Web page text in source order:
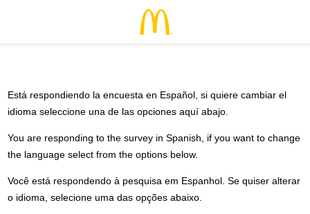
Está respondiendo la encuesta en Español, si quiere cambiar el
idioma seleccione una de las opciones aquí abajo.
You are responding to the survey in Spanish, if you want to change
the language select from the options below.
Você está respondendo à pesquisa em Espanhol. Se quiser alterar
o idioma, selecione uma das opções abaixo.